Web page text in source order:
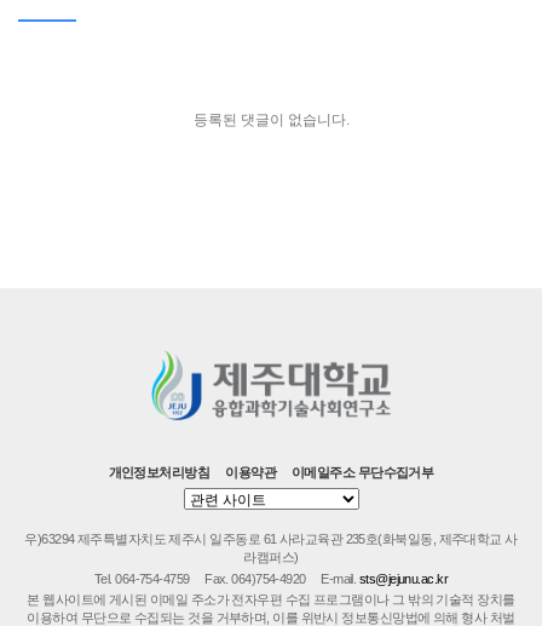
등록된 댓글이 없습니다.
개인정보처리방침 이용약관 이메일주소 무단수집거부
우)63294 제주특별자치도 제주시 일주동로 61 사라교육관 235호(화북일동, 제주대학교 사
라캠퍼스)
Tel. 064-754-4759
Fax. 064)754-4920 E-mail. sts@jejunu.ac.kr
본 웹사이트에 게시된 이메일 주소가 전자우편 수집 프로그램이나 그 밖의 기술적 장치를
이용하여 무단으로 수집되는 것을 거부하며, 이를 위반시 정보통신망법에 의해 형사 처벌